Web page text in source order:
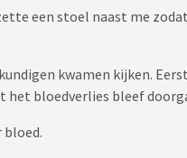
een stoel naast me
kwamen kijken.
het bloedverlies bleef
bloed.